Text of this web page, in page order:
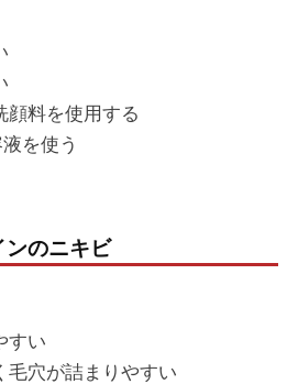
顔料を使用する
を使う
ンのニキビ
すい
毛穴が詰まりやすい